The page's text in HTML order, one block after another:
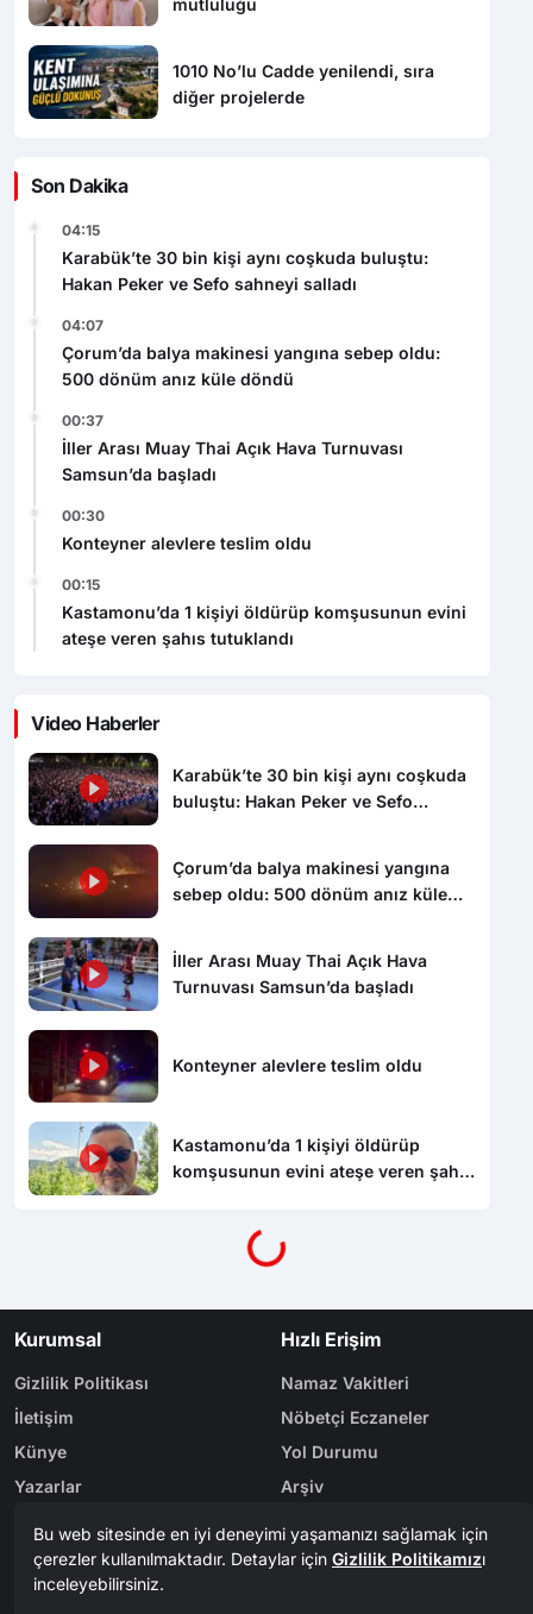
mutluluğu
1010 No’lu Cadde yenilendi, sıra
diğer projelerde
Son Dakika
04:15
Karabük’te 30 bin kişi aynı coşkuda buluştu:
Hakan Peker ve Sefo sahneyi salladı
04:07
Çorum’da balya makinesi yangına sebep oldu:
500 dönüm anız küle döndü
00:37
İller Arası Muay Thai Açık Hava Turnuvası
Samsun’da başladı
00:30
Konteyner alevlere teslim oldu
00:15
Kastamonu’da 1 kişiyi öldürüp komşusunun evini
ateşe veren şahıs tutuklandı
Video Haberler
Karabük’te 30 bin kişi aynı coşkuda
buluştu: Hakan Peker ve Sefo
Çorum’da balya makinesi yangına
sebep oldu: 500 dönüm anız küle
İller Arası Muay Thai Açık Hava
Turnuvası Samsun’da başladı
Konteyner alevlere teslim oldu
Kastamonu’da 1 kişiyi öldürüp
komşusunun evini ateşe veren şahıs
Yükleniyor...
Kurumsal
Gizlilik Politikası
İletişim
Künye
Yazarlar
Hızlı Erişim
Namaz Vakitleri
Nöbetçi Eczaneler
Yol Durumu
Arşiv
Bölge Haberleri